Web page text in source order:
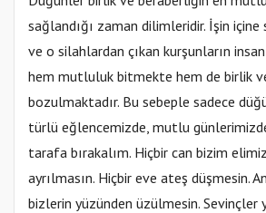
sağlandığı zaman dilimleridir. İşin içine
ve o silahlardan çıkan kurşunların
hem mutluluk bitmekte hem de birlik
bozulmaktadır. Bu sebeple sadece
türlü eğlencemizde, mutlu
tarafa bırakalım. Hiçbir can bizim
ayrılmasın. Hiçbir eve ateş düşmesin.
bizlerin yüzünden üzülmesin. Sevinçler